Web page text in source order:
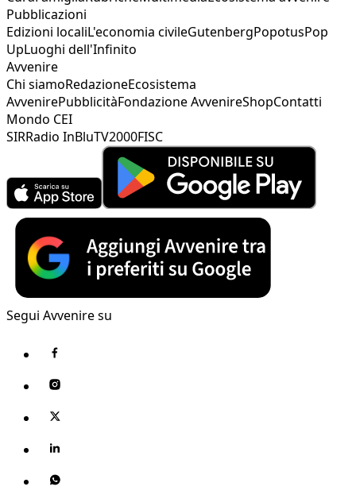
Pubblicazioni
Edizioni localiL'economia civileGutenbergPopotusPop
UpLuoghi dell'Infinito
Avvenire
Chi siamoRedazioneEcosistema
AvvenirePubblicitàFondazione AvvenireShopContatti
Mondo CEI
SIRRadio InBluTV2000FISC
Segui Avvenire su